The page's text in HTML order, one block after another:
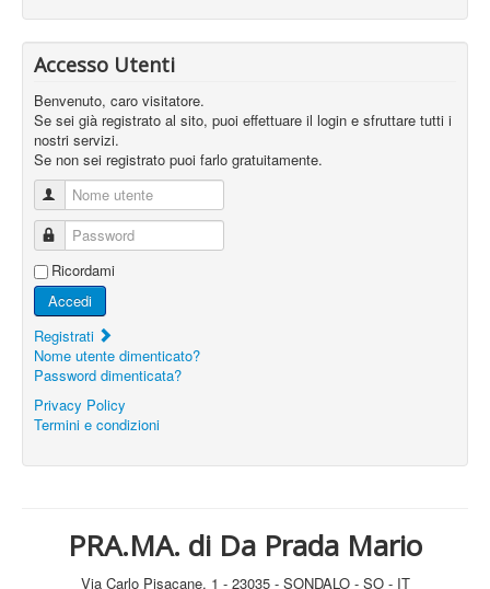
Accesso Utenti
Benvenuto, caro visitatore.
Se sei già registrato al sito, puoi effettuare il login e sfruttare tutti i
nostri servizi.
Se non sei registrato puoi farlo gratuitamente.
Nome utente
Password
Ricordami
Accedi
Registrati
Nome utente dimenticato?
Password dimenticata?
Privacy Policy
Termini e condizioni
PRA.MA. di Da Prada Mario
Via Carlo Pisacane, 1 - 23035 - SONDALO - SO - IT